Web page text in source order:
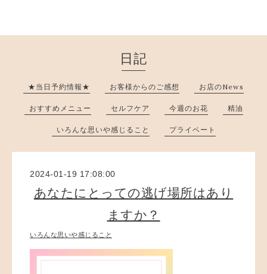
日記
★当日予約情報★ お客様からのご感想 お店のNews
おすすめメニュー セルフケア 今週のお花 精油
いろんな思いや感じること プライベート
2024-01-19 17:08:00
あなたにとっての逃げ場所はあり
ますか？
いろんな思いや感じること